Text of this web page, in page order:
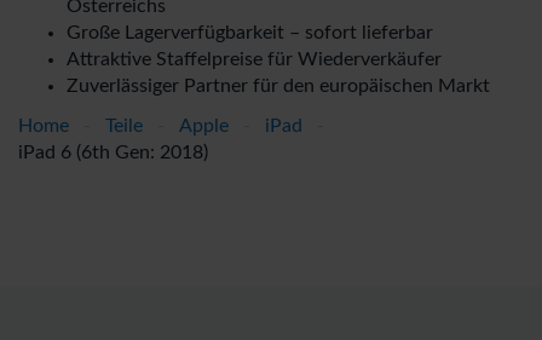
Österreichs
Große Lagerverfügbarkeit – sofort lieferbar
Attraktive Staffelpreise für Wiederverkäufer
Zuverlässiger Partner für den europäischen Markt
Home Teile Apple iPad
iPad 6 (6th Gen: 2018)